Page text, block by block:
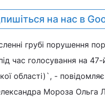
на нас в
грубі порушення
час голосування на
області)`, -
Мороза Ольга